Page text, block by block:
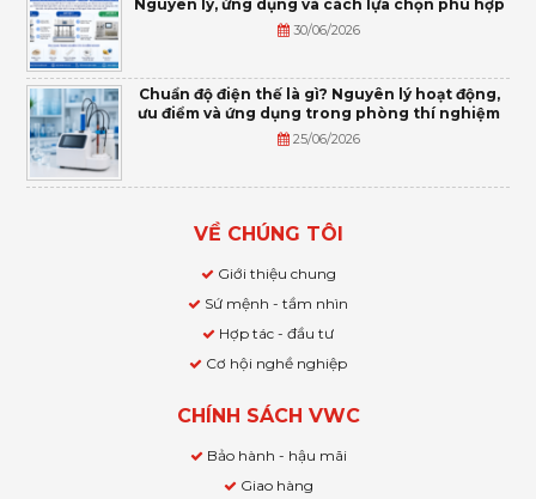
Nguyên lý, ứng dụng và cách lựa chọn phù hợp
30/06/2026
Chuẩn độ điện thế là gì? Nguyên lý hoạt động,
ưu điểm và ứng dụng trong phòng thí nghiệm
25/06/2026
VỀ CHÚNG TÔI
Giới thiệu chung
Sứ mệnh - tầm nhìn
Hợp tác - đầu tư
Cơ hội nghề nghiệp
CHÍNH SÁCH VWC
Bảo hành - hậu mãi
Giao hàng